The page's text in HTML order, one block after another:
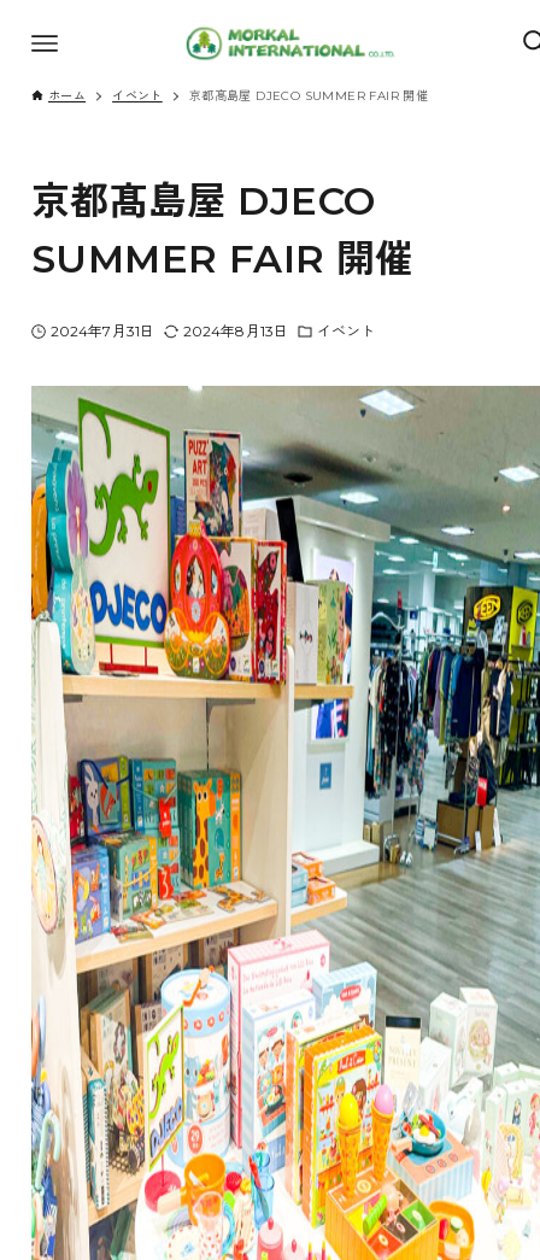
ホーム イベント 京都髙島屋 DJECO SUMMER FAIR 開催
京都髙島屋 DJECO
SUMMER FAIR 開催
2024年7月31日 2024年8月13日 イベント